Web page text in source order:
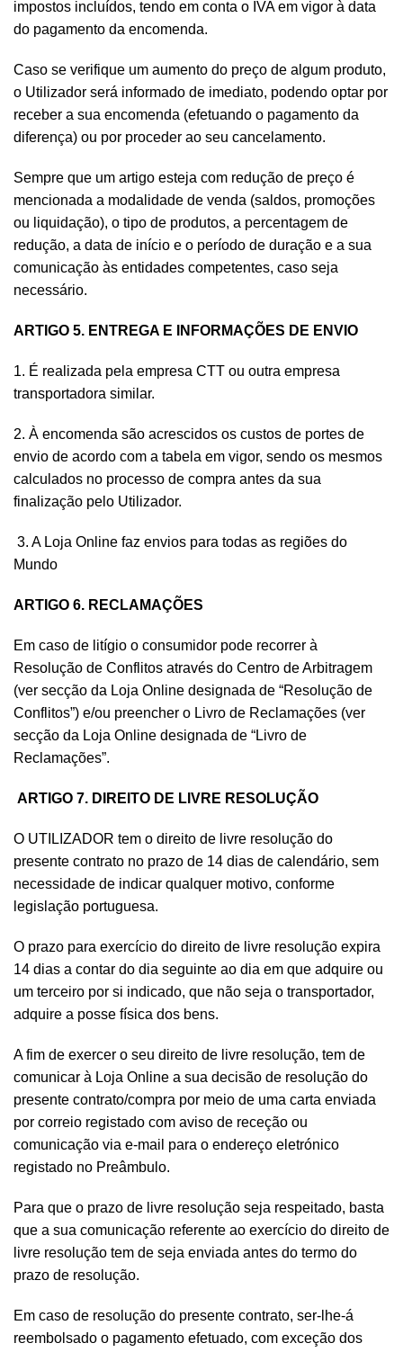
impostos incluídos, tendo em conta o IVA em vigor à data
do pagamento da encomenda.
Caso se verifique um aumento do preço de algum produto,
o Utilizador será informado de imediato, podendo optar por
receber a sua encomenda (efetuando o pagamento da
diferença) ou por proceder ao seu cancelamento.
Sempre que um artigo esteja com redução de preço é
mencionada a modalidade de venda (saldos, promoções
ou liquidação), o tipo de produtos, a percentagem de
redução, a data de início e o período de duração e a sua
comunicação às entidades competentes, caso seja
necessário.
ARTIGO 5. ENTREGA E INFORMAÇÕES DE ENVIO
1. É realizada pela empresa CTT ou outra empresa
transportadora similar.
2. À encomenda são acrescidos os custos de portes de
envio de acordo com a tabela em vigor, sendo os mesmos
calculados no processo de compra antes da sua
finalização pelo Utilizador.
3. A Loja Online faz envios para todas as regiões do
Mundo
ARTIGO 6. RECLAMAÇÕES
Em caso de litígio o consumidor pode recorrer à
Resolução de Conflitos através do Centro de Arbitragem
(ver secção da Loja Online designada de “Resolução de
Conflitos”) e/ou preencher o Livro de Reclamações (ver
secção da Loja Online designada de “Livro de
Reclamações”.
ARTIGO 7. DIREITO DE LIVRE RESOLUÇÃO
O UTILIZADOR tem o direito de livre resolução do
presente contrato no prazo de 14 dias de calendário, sem
necessidade de indicar qualquer motivo, conforme
legislação portuguesa.
O prazo para exercício do direito de livre resolução expira
14 dias a contar do dia seguinte ao dia em que adquire ou
um terceiro por si indicado, que não seja o transportador,
adquire a posse física dos bens.
A fim de exercer o seu direito de livre resolução, tem de
comunicar à Loja Online a sua decisão de resolução do
presente contrato/compra por meio de uma carta enviada
por correio registado com aviso de receção ou
comunicação via e-mail para o endereço eletrónico
registado no Preâmbulo.
Para que o prazo de livre resolução seja respeitado, basta
que a sua comunicação referente ao exercício do direito de
livre resolução tem de seja enviada antes do termo do
prazo de resolução.
Em caso de resolução do presente contrato, ser-lhe-á
reembolsado o pagamento efetuado, com exceção dos